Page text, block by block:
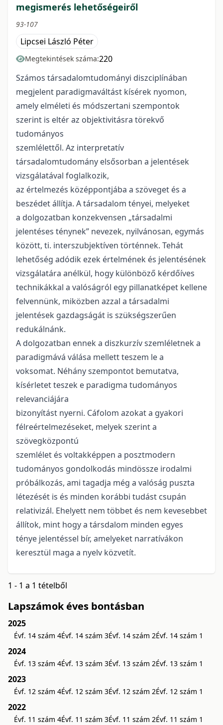
megismerés lehetőségeiről
93-107
Lipcsei László Péter
Megtekintések száma:220
Számos társadalomtudományi diszciplínában
megjelent paradigmaváltást kísérek nyomon,
amely elméleti és módszertani szempontok
szerint is eltér az objektivitásra törekvő
tudományos
szemlélettől. Az interpretatív
társadalomtudomány elsősorban a jelentések
vizsgálatával foglalkozik,
az értelmezés középpontjába a szöveget és a
beszédet állítja. A társadalom tényei, melyeket
a dolgozatban konzekvensen „társadalmi
jelentéses ténynek” nevezek, nyilvánosan, egymás
között, ti. interszubjektíven történnek. Tehát
lehetőség adódik ezek értelmének és jelentésének
vizsgálatára anélkül, hogy különböző kérdőíves
technikákkal a valóságról egy pillanatképet kellene
felvennünk, miközben azzal a társadalmi
jelentések gazdagságát is szükségszerűen
redukálnánk.
A dolgozatban ennek a diszkurzív szemléletnek a
paradigmává válása mellett teszem le a
voksomat. Néhány szempontot bemutatva,
kísérletet teszek e paradigma tudományos
relevanciájára
bizonyítást nyerni. Cáfolom azokat a gyakori
félreértelmezéseket, melyek szerint a
szövegközpontú
szemlélet és voltakképpen a posztmodern
tudományos gondolkodás mindössze irodalmi
próbálkozás, ami tagadja még a valóság puszta
létezését is és minden korábbi tudást csupán
relativizál. Ehelyett nem többet és nem kevesebbet
állítok, mint hogy a társdalom minden egyes
ténye jelentéssel bír, amelyeket narratívákon
keresztül maga a nyelv közvetít.
1 - 1 a 1 tételből
Lapszámok éves bontásban
2025
Évf. 14 szám 4Évf. 14 szám 3Évf. 14 szám 2Évf. 14 szám 1
2024
Évf. 13 szám 4Évf. 13 szám 3Évf. 13 szám 2Évf. 13 szám 1
2023
Évf. 12 szám 4Évf. 12 szám 3Évf. 12 szám 2Évf. 12 szám 1
2022
Évf. 11 szám 4Évf. 11 szám 3Évf. 11 szám 2Évf. 11 szám 1